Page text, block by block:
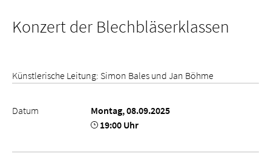
Konzert der Blechbläserklassen
Künstlerische Leitung: Simon Bales und Jan Böhme
Datum
Montag, 08.09.2025
19:00 Uhr